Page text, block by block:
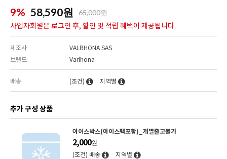
9% 58,590원 65,000원
사업자회원은 로그인 후, 할인 및 적립 혜택이 제공됩니다.
제조사
VALRHONA SAS
브랜드
Varlhona
배송 (조건) 지역별
추가 구성 상품
아이스박스(아이스팩포함)_개별출고불가
2,000원
(조건) 배송
지역별